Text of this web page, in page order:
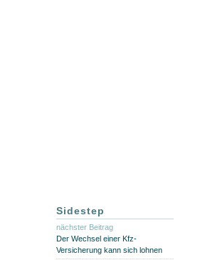
Sidestep
nächster Beitrag
Der Wechsel einer Kfz-
Versicherung kann sich lohnen